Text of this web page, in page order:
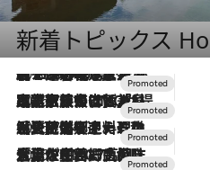
新着トピックス
2026.8.7
【トンボの足水浴】ヒノキの香りに包まれて涼感マックス！約13℃の湧水かけ流しを避暑地「星野温泉 トンボの湯」で体験
2026.7.31
【ホテル帰省】という選択肢をOMOが提案。家族とほどよい距離を保つには「昼は実家、夜は気兼ねなくホテルで！」
2026.7.24
【夏限定ディナーコース】旬を迎える稚鮎や花ズッキーニなどをイタリア・トスカーナの郷土料理の手法で満喫！
2026.7.17
「土佐和ハーブかき氷」がOMO7高知に登場！生姜、山椒、大葉など目にも舌にも涼を呼ぶ郷土の味